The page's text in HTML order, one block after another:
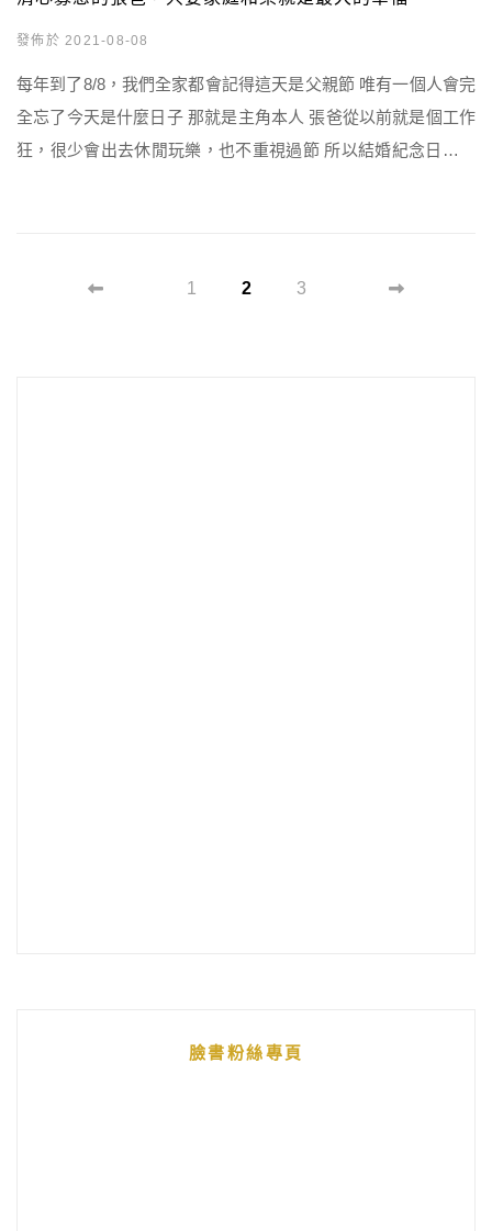
發佈於 2021-08-08
每年到了8/8，我們全家都會記得這天是父親節 唯有一個人會完
全忘了今天是什麼日子 那就是主角本人 張爸從以前就是個工作
狂，很少會出去休閒玩樂，也不重視過節 所以結婚紀念日、情
像能逐漸體會父母的心情 禮物、吃大餐都只是形式上，只要小
1 2 3
臉書粉絲專頁